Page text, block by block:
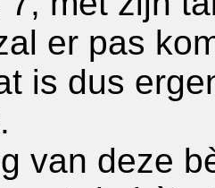
er pas
is dus
van deze